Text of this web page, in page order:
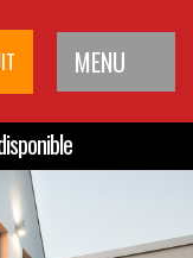
MENU